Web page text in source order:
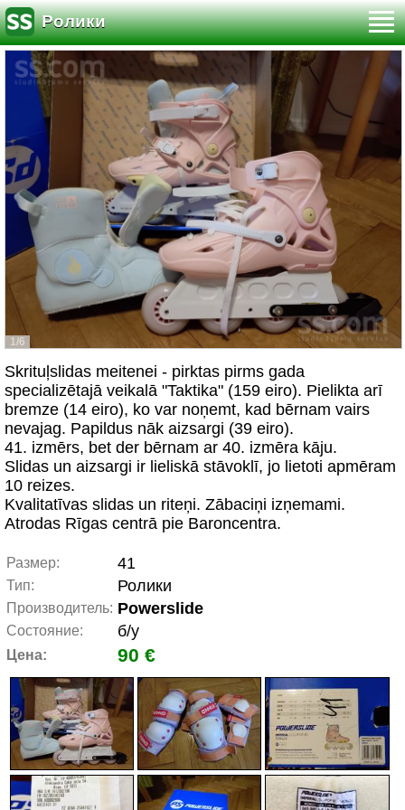
Ролики
1/6
Skrituļslidas meitenei - pirktas pirms gada
specializētajā veikalā "Taktika" (159 eiro). Pielikta arī
bremze (14 eiro), ko var noņemt, kad bērnam vairs
nevajag. Papildus nāk aizsargi (39 eiro).
41. izmērs, bet der bērnam ar 40. izmēra kāju.
Slidas un aizsargi ir lieliskā stāvoklī, jo lietoti apmēram
10 reizes.
Kvalitatīvas slidas un riteņi. Zābaciņi izņemami.
Atrodas Rīgas centrā pie Baroncentra.
Размер: 41
Тип: Ролики
Производитель: Powerslide
Состояние: б/у
Цена: 90 €